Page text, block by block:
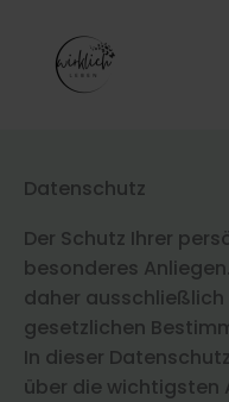
springen
Datenschutz
Der Schutz Ihrer
besonderes
daher
gesetzlichen
In dieser
über die wichtigsten